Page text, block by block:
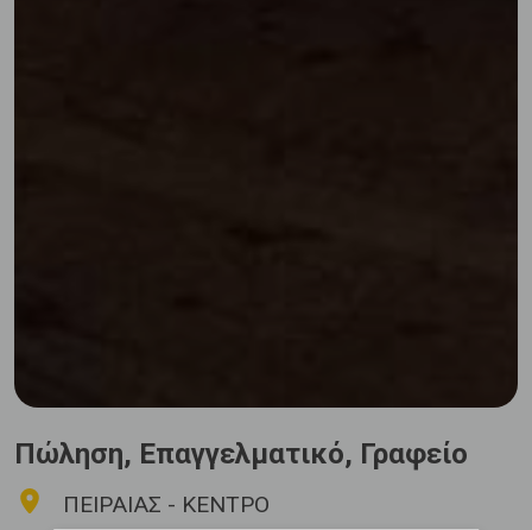
Πώληση, Επαγγελματικό, Γραφείο
ΠΕΙΡΑΙΑΣ - ΚΕΝΤΡΟ